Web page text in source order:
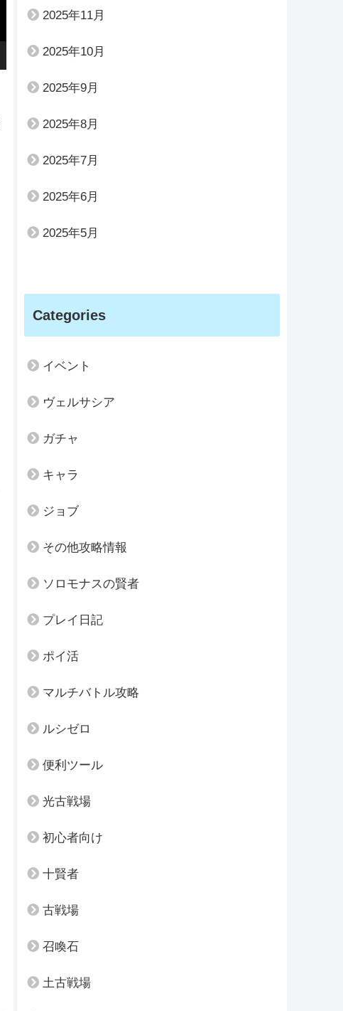
2025年11月
2025年10月
2025年9月
2025年8月
2025年7月
2025年6月
2025年5月
Categories
イベント
ヴェルサシア
ガチャ
キャラ
ジョブ
その他攻略情報
ソロモナスの賢者
プレイ日記
ポイ活
マルチバトル攻略
ルシゼロ
便利ツール
光古戦場
初心者向け
十賢者
古戦場
召喚石
土古戦場